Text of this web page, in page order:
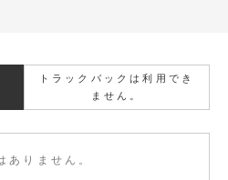
トラックバックは利用でき
ません。
ありません。